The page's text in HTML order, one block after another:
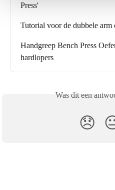
Press'
Tutorial voor de dubbele arm
Handgreep Bench Press
hardlopers
Was dit een
😞